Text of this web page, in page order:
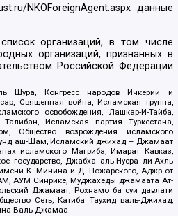
NKOForeignAgent.aspxданные
организаций, в том числе
организаций, признанных в
Российской Федерации
Шура, Конгресс народов Ичкерии и
Священная война, Исламская группа,
освобождения, Лашкар-И-Тайба,
Исламская партия Туркестана,
Общество возрождения исламского
аш-Шам, Исламский джихад – Джамаат
исламского Магриба, Имарат Кавказ,
государство, Джабха аль-Нусра ли-Ахль
К. Минина и Д. Пожарского, Аджр от
АУМ Синрике, Муджахеды джамаата Ат-
Джамаат, Рохнамо ба суи давлати
Сеть, Катиба Таухид валь-Джихад,
Валь Джамаа